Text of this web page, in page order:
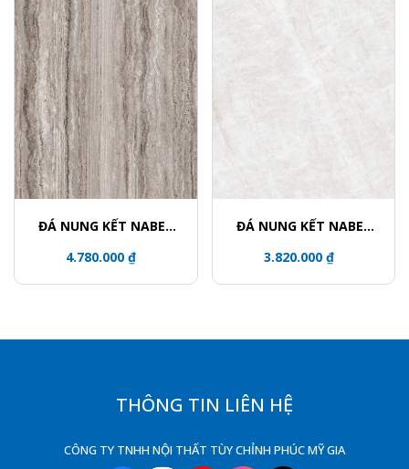
ĐÁ NUNG KẾT NABEL
4.780.000 ₫
ĐÁ NUNG KẾT NABEL
3.820.000 ₫
THÔNG TIN LIÊN HỆ
CÔNG TY TNHH NỘI THẤT TÙY CHỈNH PHÚC MỸ GIA